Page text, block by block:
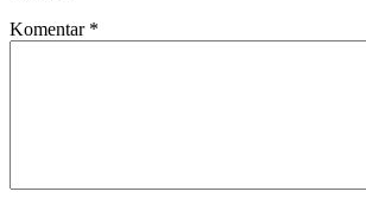
Komentar *